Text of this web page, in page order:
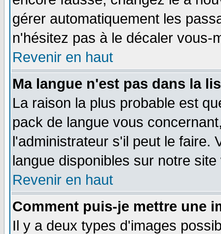
gérer automatiquement les
n'hésitez pas à le décaler vous-
Revenir en haut
Ma langue n'est pas dans la
La raison la plus probable est
pack de langue vous
l'administrateur s'il peut le faire.
langue disponibles sur notre site
Revenir en haut
Comment puis-je mettre une
Il y a deux types d'images